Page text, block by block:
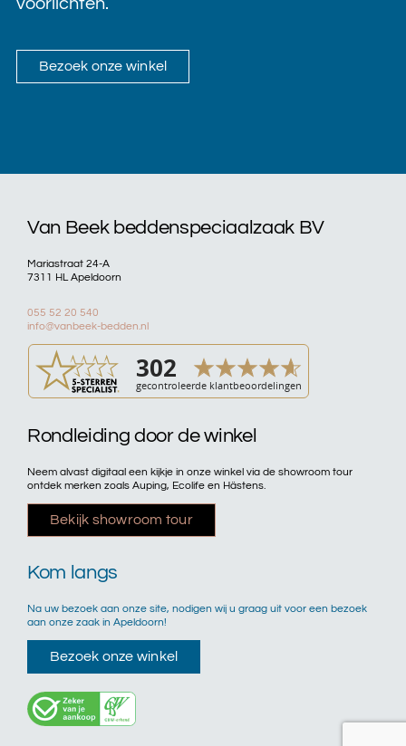
Bezoek onze winkel
Van Beek beddenspeciaalzaak BV
Mariastraat 24-A
7311 HL Apeldoorn
055 52 20 540
info@vanbeek-bedden.nl
Rondleiding door de winkel
Neem alvast digitaal een kijkje in onze winkel via de showroom tour
ontdek merken zoals Auping, Ecolife en Hästens.
Bekijk showroom tour
Kom langs
Na uw bezoek aan onze site, nodigen wij u graag uit voor een bezoek
aan onze zaak in Apeldoorn!
Bezoek onze winkel